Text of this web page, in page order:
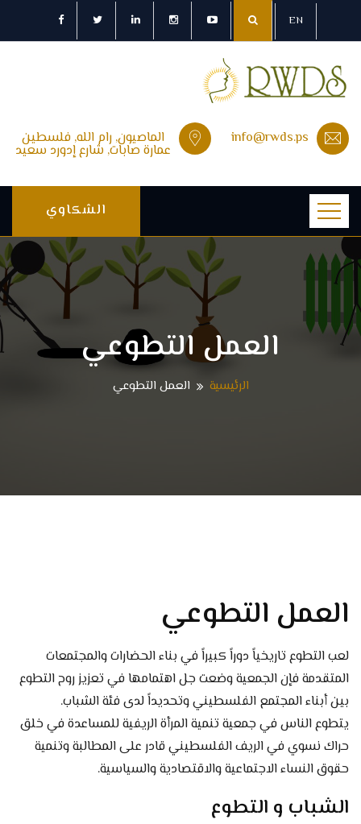
EN
info@rwds.ps الماصيون, رام الله, فلسطين
عمارة صابات, شارع إدورد سعيد
الشكاوي
العمل التطوعي
الرئيسية العمل التطوعي
العمل التطوعي
لعب التطوع تاريخياً دوراً كبيراً في بناء الحضارات والمجتمعات
المتقدمة فإن الجمعية وضعت جل اهتمامها في تعزيز روح التطوع
بين أبناء المجتمع الفلسطيني وتحديداً لدى فئة الشباب.
يتطوع الناس في جمعية تنمية المرأة الريفية للمساعدة في خلق
حراك نسوي في الريف الفلسطيني قادر على المطالبة وتنمية
حقوق النساء الاجتماعية والاقتصادية والسياسية.
الشباب و التطوع